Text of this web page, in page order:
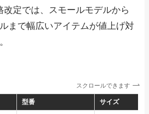
改定では、スモールモデルから
まで幅広いアイテムが値上げ対
スクロールできます
型番 サイズ